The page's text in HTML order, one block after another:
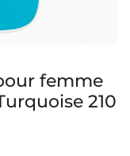
femme
210